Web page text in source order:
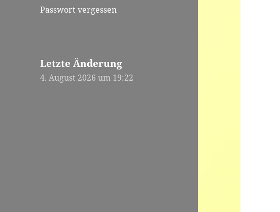
Passwort vergessen
Letzte Änderung
4. August 2026 um 19:22